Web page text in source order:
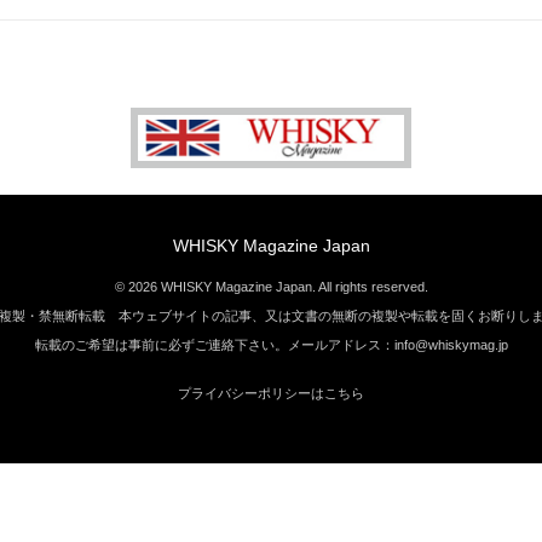
WHISKY Magazine Japan
© 2026 WHISKY Magazine Japan. All rights reserved.
製・禁無断転載 本ウェブサイトの記事、又は文書の無断の複製や転載を固くお断りし
転載のご希望は事前に必ずご連絡下さい。メールアドレス：info@whiskymag.jp
プライバシーポリシーはこちら